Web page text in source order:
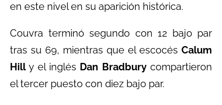
en este nivel en su aparición histórica.
Couvra terminó segundo con 12 bajo par
tras su 69, mientras que el escocés Calum
Hilly el inglés Dan Bradburycompartieron
el tercer puesto con diez bajo par.